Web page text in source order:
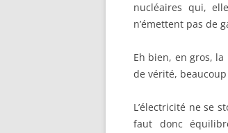
nucléaires qui,
n’émettent pas de
Eh bien, en gros,
de vérité,
L’électricité ne se
faut donc